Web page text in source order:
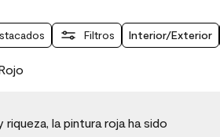
Filtros Interior/Exterior
riqueza, la pintura roja ha sido